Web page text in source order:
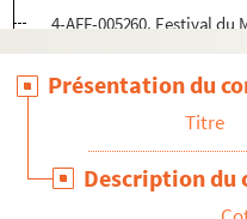
4-AFF-005260. Festival du
4-AFF-005274. Festival de
4-AFF-006014. Festival
4-AFF-006041. Festival
4-AFF-005282. Festival
4-AFF-006002. Festival
Présentation du
Titre
Description du